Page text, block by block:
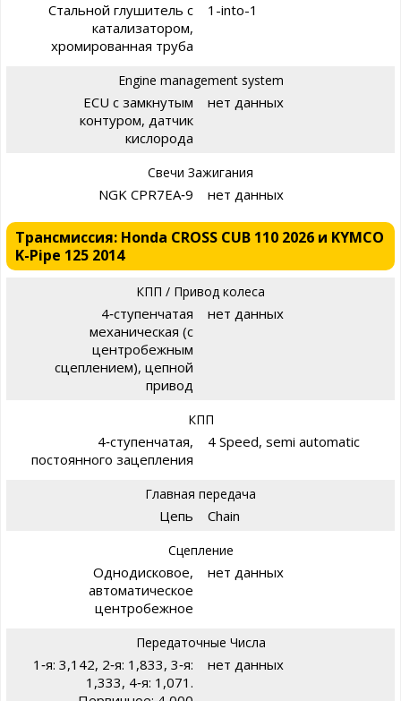
Стальной глушитель с
катализатором,
хромированная труба
1-into-1
Engine management system
ECU с замкнутым
контуром, датчик
кислорода
нет данных
Свечи Зажигания
NGK CPR7EA‑9 нет данных
Трансмиссия: Honda CROSS CUB 110 2026 и KYMCO
K-Pipe 125 2014
КПП / Привод колеса
4‑ступенчатая
механическая (с
центробежным
сцеплением), цепной
привод
нет данных
КПП
4‑ступенчатая,
постоянного зацепления
4 Speed, semi automatic
Главная передача
Цепь Chain
Сцепление
Однодисковое,
автоматическое
центробежное
нет данных
Передаточные Числа
1‑я: 3,142, 2‑я: 1,833, 3‑я:
1,333, 4‑я: 1,071.
нет данных